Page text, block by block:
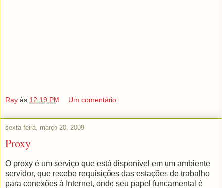
Ray às 12:19 PM Um comentário:
sexta-feira, março 20, 2009
Proxy
O proxy é um serviço que está disponível em um ambiente
servidor, que recebe requisições das estações de trabalho
para conexões à Internet, onde seu papel fundamental é